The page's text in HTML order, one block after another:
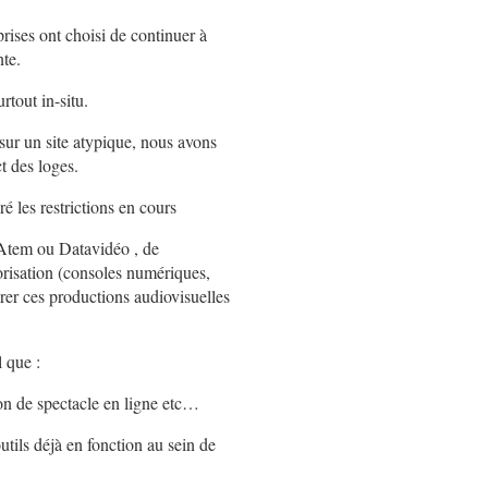
ont choisi de continuer à
in-situ.
un site atypique, nous avons
des loges.
les restrictions en cours
ou Datavidéo , de
(consoles numériques,
ces productions audiovisuelles
que :
de spectacle en ligne etc…
déjà en fonction au sein de